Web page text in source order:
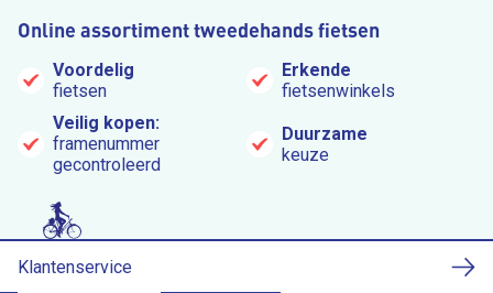
Online assortiment tweedehands fietsen
Voordelig
fietsen
Erkende
fietsenwinkels
Veilig kopen:
framenummer
gecontroleerd
Duurzame
keuze
Klantenservice